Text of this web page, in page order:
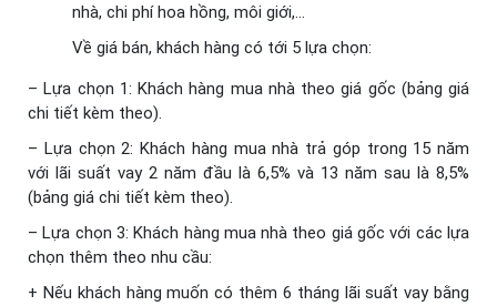
nhà, chi phí hoa hồng, môi giới,…
Về giá bán, khách hàng có tới 5 lựa chọn:
– Lựa chọn 1: Khách hàng mua nhà theo giá gốc (bảng giá
chi tiết kèm theo).
– Lựa chọn 2: Khách hàng mua nhà trả góp trong 15 năm
với lãi suất vay 2 năm đầu là 6,5% và 13 năm sau là 8,5%
(bảng giá chi tiết kèm theo).
– Lựa chọn 3: Khách hàng mua nhà theo giá gốc với các lựa
chọn thêm theo nhu cầu:
+ Nếu khách hàng muốn có thêm 6 tháng lãi suất vay bằng